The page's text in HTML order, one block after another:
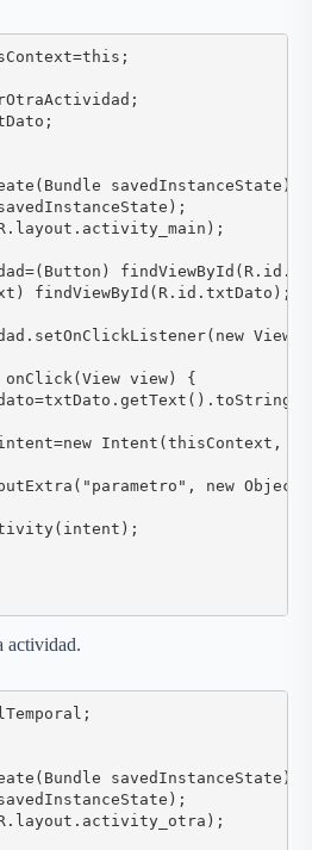
savedInstanceState) {
findViewById(R.id.txtDato);
view) {
Intent(thisContext,
new
actividad.
savedInstanceState) {